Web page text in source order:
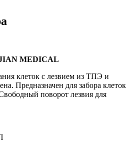
MEDICAL
клеток с лезвием из ТПЭ и
Предназначен для забора клеток
поворот лезвия для